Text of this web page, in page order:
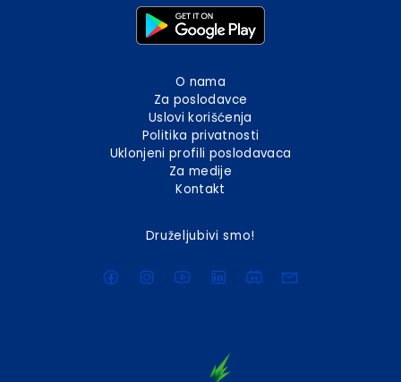
O nama
Za poslodavce
Uslovi korišćenja
Politika privatnosti
Uklonjeni profili poslodavaca
Za medije
Kontakt
Druželjubivi smo!